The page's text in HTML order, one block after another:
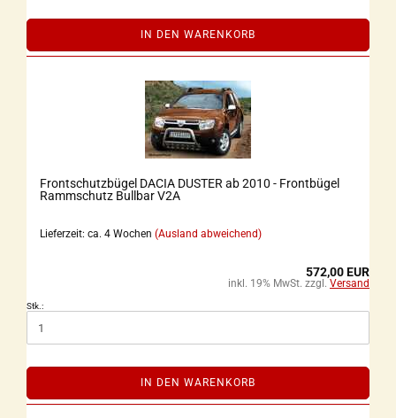
IN DEN WARENKORB
Frontschutzbügel DACIA DUSTER ab 2010 - Frontbügel
Rammschutz Bullbar V2A
Lieferzeit: ca. 4 Wochen (Ausland abweichend)
572,00 EUR
inkl. 19% MwSt. zzgl. Versand
Stk.:
IN DEN WARENKORB